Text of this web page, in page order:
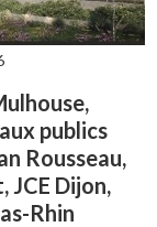
publics
Rousseau,
JCE Dijon,
Rhin